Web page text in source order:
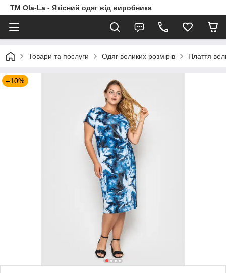
TM Ola-La - Якісний одяг від виробника
Товари та послуги Одяг великих розмірів Плаття
–10%